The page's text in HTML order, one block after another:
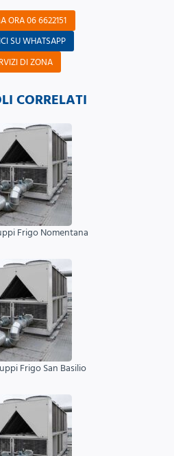
ORA 06 6622151
SU WHATSAPP
DI ZONA
CORRELATI
Frigo Nomentana
Frigo San Basilio